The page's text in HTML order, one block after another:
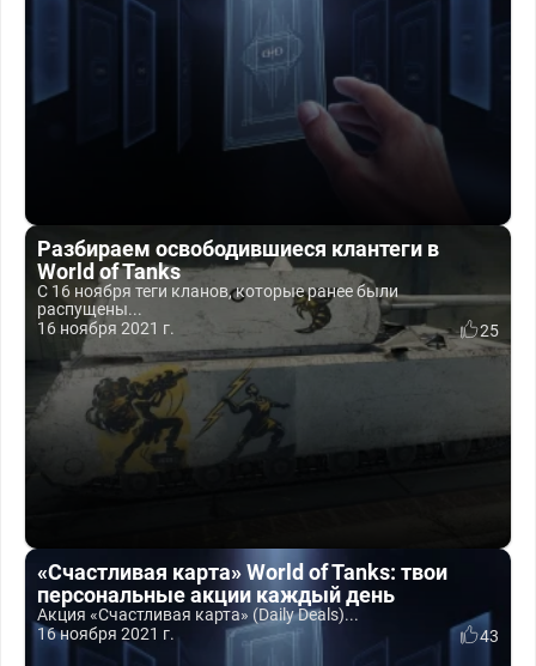
Разбираем освободившиеся клантеги в
World of Tanks
С 16 ноября теги кланов, которые ранее были
распущены...
16 ноября 2021 г.
25
«Счастливая карта» World of Tanks: твои
персональные акции каждый день
Акция «Счастливая карта» (Daily Deals)...
16 ноября 2021 г.
43